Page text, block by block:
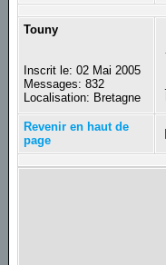
Touny
Inscrit le: 02 Mai 2005
Messages: 832
Localisation: Bretagne
Revenir en haut de
page